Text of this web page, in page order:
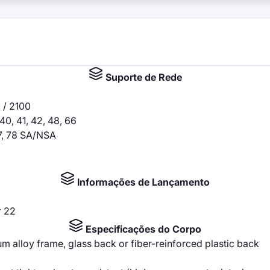
Suporte de Rede
/ 2100
41, 42, 48, 66
78 SA/NSA
Informações de Lançamento
22
Especificações do Corpo
alloy frame, glass back or fiber-reinforced plastic back